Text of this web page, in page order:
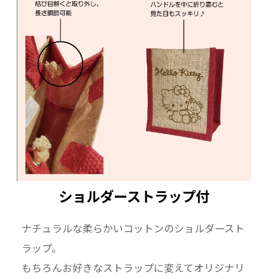
ショルダーストラップ付
ナチュラルな柔らかいコットンのショルダースト
ラップ。
もちろんお好きなストラップに変えてオリジナリ